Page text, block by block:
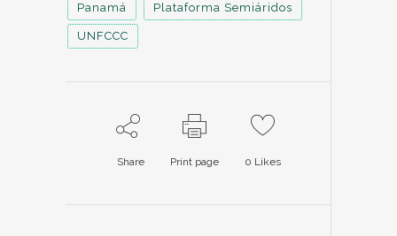
Panamá Plataforma Semiáridos
UNFCCC
Share Print page 0 Likes